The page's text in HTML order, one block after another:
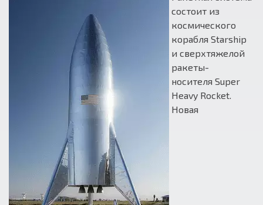
состоит из
космического
корабля Starship
и сверхтяжелой
ракеты-
носителя Super
Heavy Rocket.
Новая